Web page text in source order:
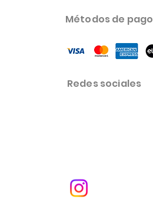
Métodos de pago
Redes sociales